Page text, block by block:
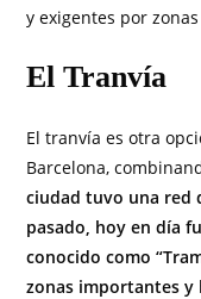
y exigentes por
El Tranvía
El tranvía es otra
Barcelona,
ciudad tuvo una red
pasado, hoy en día
conocido como
zonas importantes y